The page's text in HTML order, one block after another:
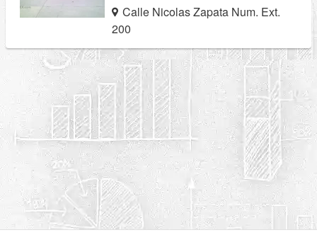
Calle Nicolas Zapata Num. Ext.
200